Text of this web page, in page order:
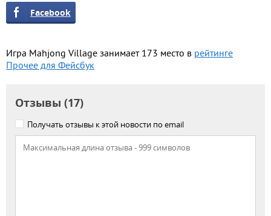
Facebook
Игра Mahjong Village занимает 173 место в рейтинге
Прочее для Фейсбук
Отзывы (17)
Получать отзывы к этой новости по email